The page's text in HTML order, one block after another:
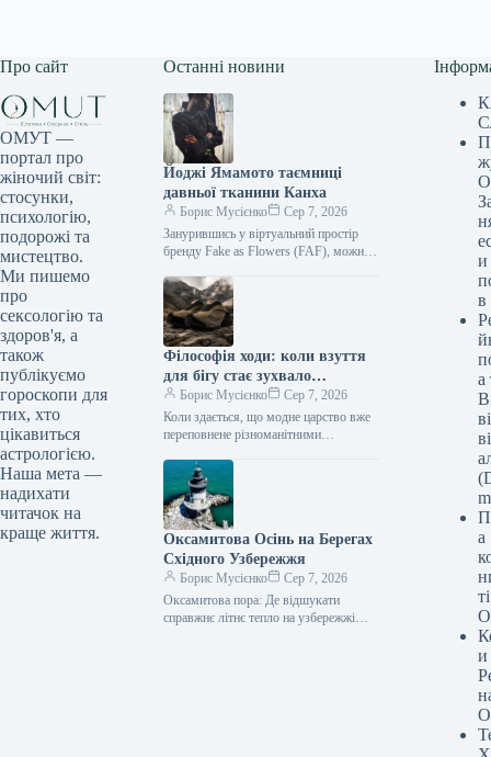
Про сайт
ОМУТ —
портал про
жіночий світ:
стосунки,
психологію,
подорожі та
мистецтво.
Ми пишемо
про
сексологію та
здоров'я, а
також
публікуємо
гороскопи для
тих, хто
цікавиться
астрологією.
Наша мета —
надихати
читачок на
краще життя.
Останні новини
Йоджі Ямамото таємниці
давньої тканини Канха
Борис Мусієнко
Сер 7, 2026
Занурившись у віртуальний простір
бренду Fake as Flowers (FAF), можна
легковажним. Нещодавно вони
представили колекцію яскравих…
Філософія ходи: коли взуття
для бігу стає зухвало
елегантним
Борис Мусієнко
Сер 7, 2026
Коли здається, що модне царство вже
переповнене різноманітними
відверто експериментальних “снікер-
мулів” – виникає питання:…
Оксамитова Осінь на Берегах
Східного Узбережжя
Борис Мусієнко
Сер 7, 2026
Оксамитова пора: Де відшукати
справжнє літнє тепло на узбережжі
и
в
а
а
и